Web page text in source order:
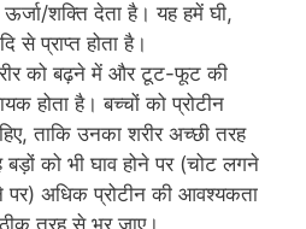
ऊर्जा/शक्ति देता है। यह हमें घी,
प्राप्त होता है।
को बढ़ने में और टूट-फूट की
होता है। बच्चों को प्रोटीन
ताकि उनका शरीर अच्छी तरह
को भी घाव होने पर (चोट लगने
पर) अधिक प्रोटीन की आवश्यकता